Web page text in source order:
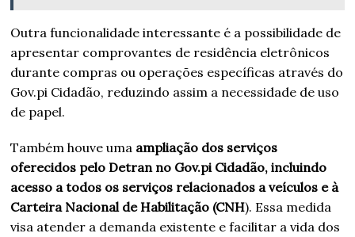
Outra funcionalidade interessante é a possibilidade de
apresentar comprovantes de residência eletrônicos
durante compras ou operações específicas através do
Gov.pi Cidadão, reduzindo assim a necessidade de uso
de papel.
Também houve uma ampliação dos serviços
oferecidos pelo Detran no Gov.pi Cidadão, incluindo
acesso a todos os serviços relacionados a veículos e à
Carteira Nacional de Habilitação (CNH). Essa medida
visa atender a demanda existente e facilitar a vida dos